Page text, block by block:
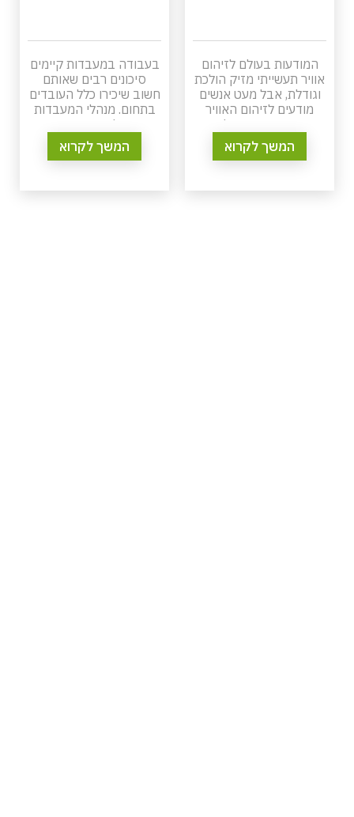
המודעות בעולם לזיהום
אוויר תעשייתי מזיק הולכת
וגודלת, אבל מעט אנשים
מודעים לזיהום האוויר
בתוך הבניינים,כדי לאמוד
את איכות האויר, יש לבצע
ניטור אוויר בבנייני משרדים
המשך לקרוא
בעבודה במעבדות קיימים
סיכונים רבים שאותם
חשוב שיכירו כלל העובדים
בתחום. מנהלי המעבדות
נדרשים לעבור קורס ייעודי
להשלמת הידע בבטיחות
במעבדות
המשך לקרוא